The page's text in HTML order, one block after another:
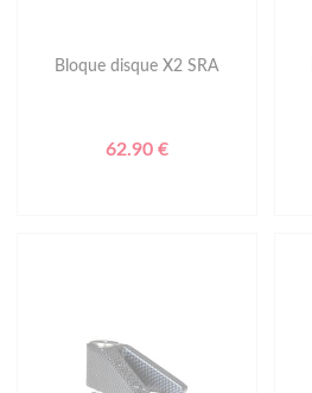
Bloque disque X2 SRA
62.90 €